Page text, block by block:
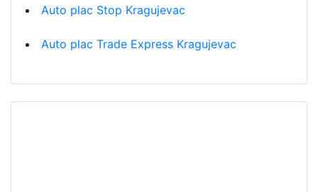
Auto plac Stop Kragujevac
Auto plac Trade Express Kragujevac